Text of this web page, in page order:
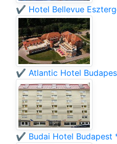
✔️ Hotel Bellevue
✔️ Atlantic Hotel
✔️ Budai Hotel Budapest